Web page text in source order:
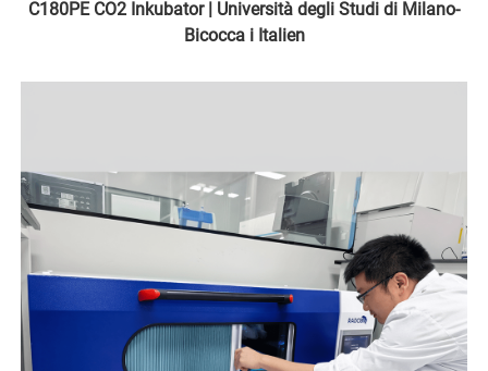
C180PE CO2 Inkubator | Università degli Studi di Milano-
Bicocca i Italien